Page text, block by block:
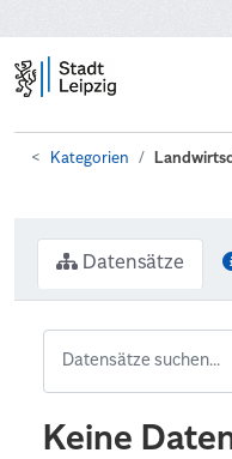
Kategorien
Datensätze
Keine